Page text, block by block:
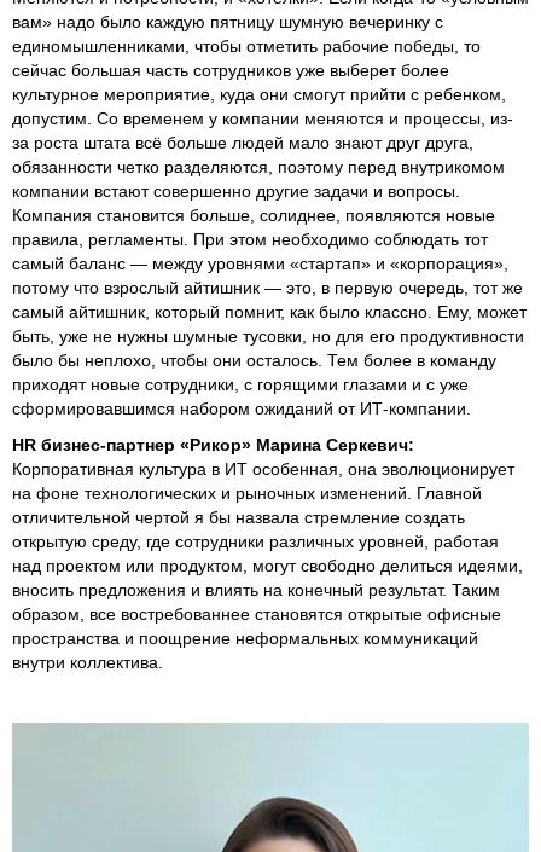
вам» надо было каждую пятницу шумную вечеринку с
единомышленниками, чтобы отметить рабочие победы, то
сейчас большая часть сотрудников уже выберет более
культурное мероприятие, куда они смогут прийти с ребенком,
допустим. Со временем у компании меняются и процессы, из-
за роста штата всё больше людей мало знают друг друга,
обязанности четко разделяются, поэтому перед внутрикомом
компании встают совершенно другие задачи и вопросы.
Компания становится больше, солиднее, появляются новые
правила, регламенты. При этом необходимо соблюдать тот
самый баланс — между уровнями «стартап» и «корпорация»,
потому что взрослый айтишник — это, в первую очередь, тот же
самый айтишник, который помнит, как было классно. Ему, может
быть, уже не нужны шумные тусовки, но для его продуктивности
было бы неплохо, чтобы они осталось. Тем более в команду
приходят новые сотрудники, с горящими глазами и с уже
сформировавшимся набором ожиданий от ИТ-компании.
HR бизнес-партнер «Рикор» Марина Серкевич:
Корпоративная культура в ИТ особенная, она эволюционирует
на фоне технологических и рыночных изменений. Главной
отличительной чертой я бы назвала стремление создать
открытую среду, где сотрудники различных уровней, работая
над проектом или продуктом, могут свободно делиться идеями,
вносить предложения и влиять на конечный результат. Таким
образом, все востребованнее становятся открытые офисные
пространства и поощрение неформальных коммуникаций
внутри коллектива.